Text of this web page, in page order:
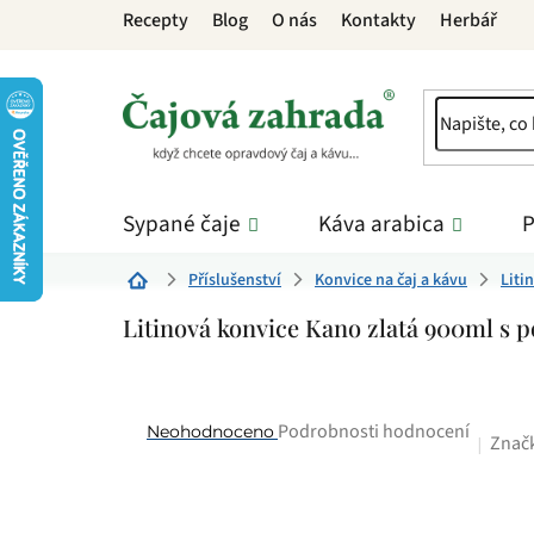
Recepty Blog O nás Kontakty Herbář
Sypané čaje Káva arabica
Domů Příslušenství Konvice na čaj a kávu
Litinová konvice Kano zlatá 900ml s
Průměrné
Neohodnoceno Podrobnosti hodnocení